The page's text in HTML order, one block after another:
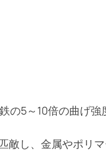
の5～10倍の曲げ
し、金属やポリ